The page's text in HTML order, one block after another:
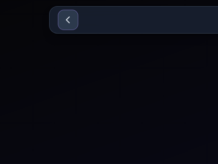
Sari la conținut